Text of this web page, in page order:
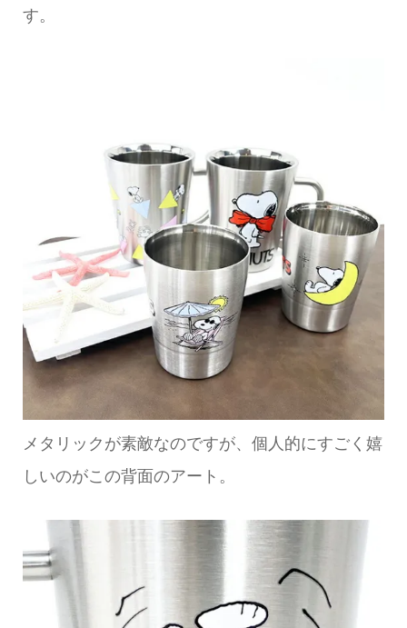
す。
メタリックが素敵なのですが、個人的にすごく嬉
しいのがこの背面のアート。